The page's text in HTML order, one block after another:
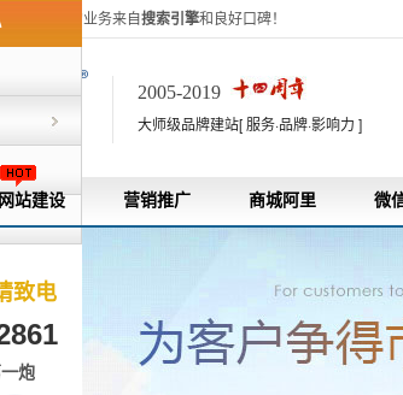
地，80%的业务来自搜索引擎和良好口碑！
2005-2019
大师级品牌建站[ 服务·品牌·影响力 ]
站建设 营销推广 商城阿里 微
致电
炮